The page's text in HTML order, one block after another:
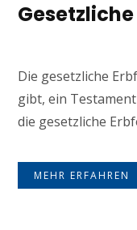
Die gesetzliche
gibt, ein
die gesetzliche
MEHR ERFAHREN